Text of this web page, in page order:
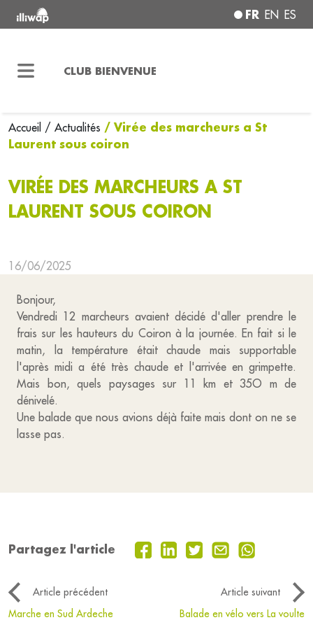
FR EN ES
CLUB BIENVENUE
Accueil / Actualités / Virée des marcheurs a St
Laurent sous coiron
VIRÉE DES MARCHEURS A ST
LAURENT SOUS COIRON
16/06/2025
Bonjour,
Vendredi 12 marcheurs avaient décidé d'aller prendre le
frais sur les hauteurs du Coiron à la journée. En fait si le
matin, la température était chaude mais supportable
l'après midi a été très chaude et l'arrivée en grimpette.
Mais bon, quels paysages sur 11 km et 35O m de
dénivelé.
Une balade que nous avions déjà faite mais dont on ne se
lasse pas.
Partagez l'article
Article précédent
Article suivant
Marche en Sud Ardeche
Balade en vélo vers La voulte